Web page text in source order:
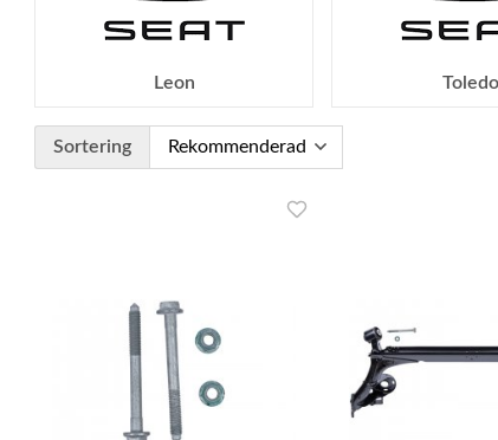
Leon Toledo
Sortering